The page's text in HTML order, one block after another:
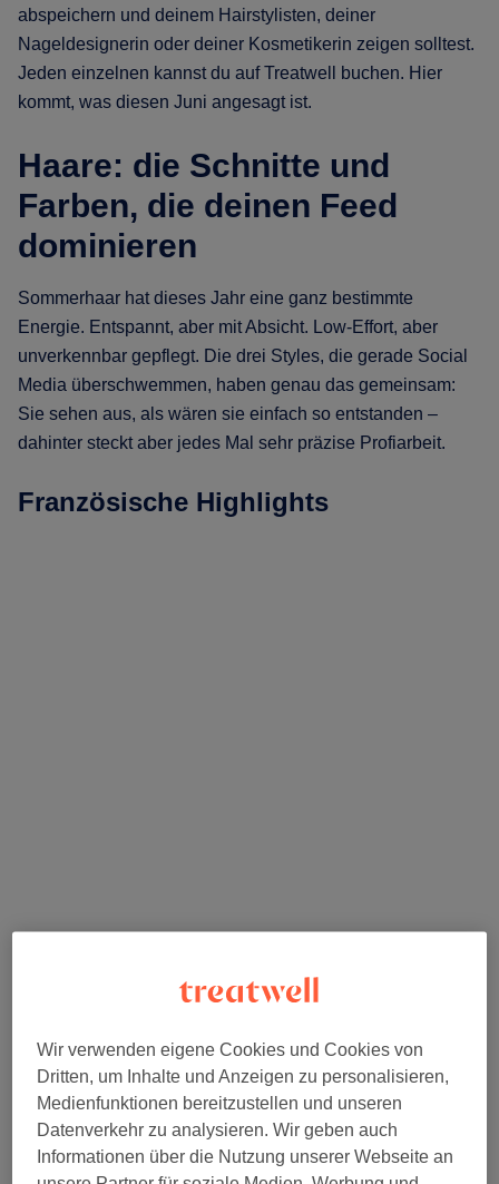
abspeichern und deinem Hairstylisten, deiner
Nageldesignerin oder deiner Kosmetikerin zeigen solltest.
Jeden einzelnen kannst du auf Treatwell buchen. Hier
kommt, was diesen Juni angesagt ist.
Haare: die Schnitte und
Farben, die deinen Feed
dominieren
Sommerhaar hat dieses Jahr eine ganz bestimmte
Energie. Entspannt, aber mit Absicht. Low-Effort, aber
unverkennbar gepflegt. Die drei Styles, die gerade Social
Media überschwemmen, haben genau das gemeinsam:
Sie sehen aus, als wären sie einfach so entstanden –
dahinter steckt aber jedes Mal sehr präzise Profiarbeit.
Französische Highlights
Fein, verblendet und so natürlich, dass sie als deine
eigenen durchgehen könnten. Bei den Französischen
Highlights kommen feine Foliensträhnen knapp unterhalb
des Ansatzes zum Einsatz, mit Aufhellung vor allem in den
Wir verwenden eigene Cookies und Cookies von
Dritten, um Inhalte und Anzeigen zu personalisieren,
Medienfunktionen bereitzustellen und unseren
Datenverkehr zu analysieren. Wir geben auch
Informationen über die Nutzung unserer Webseite an